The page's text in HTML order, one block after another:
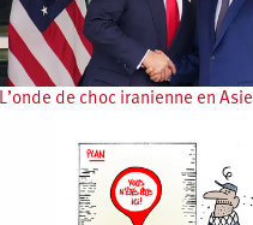
L’onde de choc iranienne en Asie